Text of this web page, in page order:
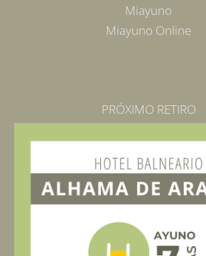
Miayuno
Miayuno Online
PRÓXIMO RETIRO